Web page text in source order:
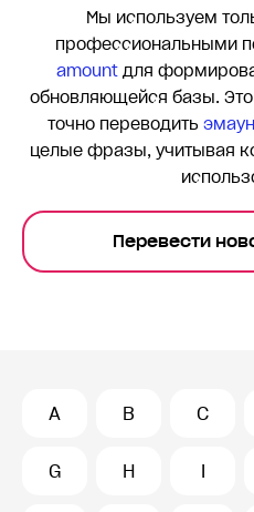
Мы используем
профессиональными
amount для
обновляющейся базы.
точно переводить
целые фразы, учитывая
Перевести
A B C
G H I